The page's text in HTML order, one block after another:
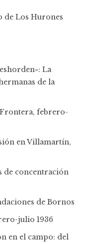
de Los Hurones
La
de la
febrero-
en Villamartín,
de concentración
de Bornos
julio 1936
en el campo: del